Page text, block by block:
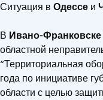
Ситуация в Одессе и
В Ивано-Франковске
областной
“Территориальная
года по инициативе
области с целью